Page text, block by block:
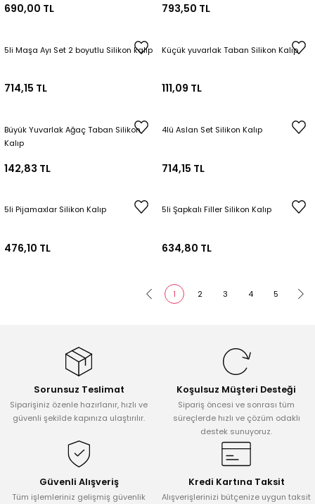
690,00 TL 793,50 TL
5li Maşa Ayı Set 2 boyutlu Silikon kalıp
714,15 TL
Küçük yuvarlak Taban Silikon Kalıp
111,09 TL
Büyük Yuvarlak Ağaç Taban Silikon
Kalıp
142,83 TL
4lü Aslan Set Silikon Kalıp
714,15 TL
5li Pijamaxlar Silikon Kalıp
476,10 TL
5li Şapkalı Filler Silikon Kalıp
634,80 TL
1 2 3 4 5
Sorunsuz Teslimat
Siparişiniz özenle hazırlanır, hızlı ve
güvenli şekilde kapınıza ulaştırılır.
Koşulsuz Müşteri Desteği
Sipariş öncesi ve sonrası tüm
süreçlerde hızlı ve çözüm odaklı
destek sunuyoruz.
Güvenli Alışveriş
Tüm işlemleriniz gelişmiş güvenlik
Kredi Kartına Taksit
Alışverişlerinizi bütçenize uygun taksit